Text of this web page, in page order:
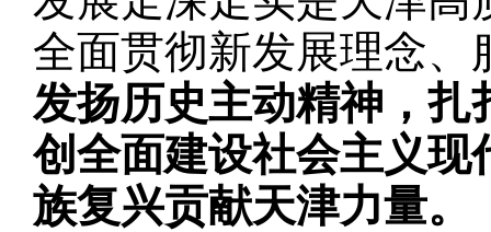
全面贯彻新发展理念
发扬历史主动精神，扎
创全面建设社会主义现
族复兴贡献天津力量。